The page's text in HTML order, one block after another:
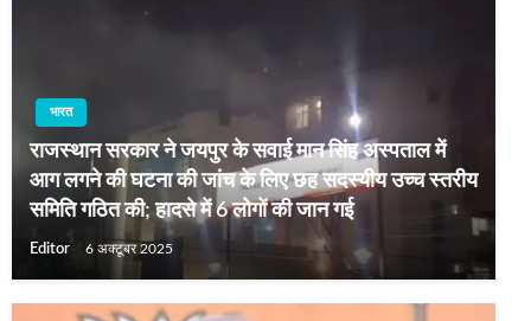
भारत
राजस्थान सरकार ने जयपुर के सवाई मान सिंह अस्पताल में
आग लगने की घटना की जांच के लिए छह सदस्यीय उच्च स्तरीय
समिति गठित की; हादसे में 6 लोगों की जान गई
Editor 6 अक्टूबर 2025